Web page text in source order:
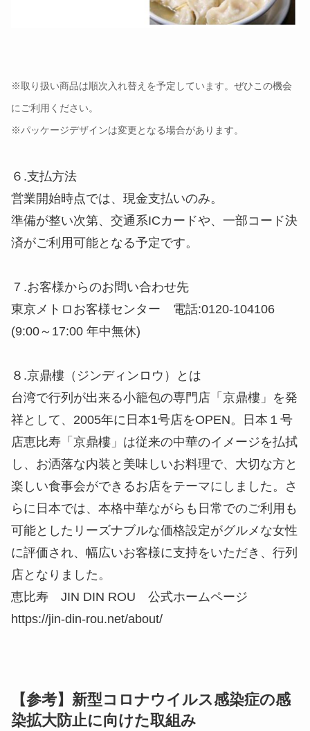
※取り扱い商品は順次入れ替えを予定しています。ぜひこの機会
にご利用ください。
※パッケージデザインは変更となる場合があります。
６.支払方法
営業開始時点では、現金支払いのみ。
準備が整い次第、交通系ICカードや、一部コード決
済がご利用可能となる予定です。
７.お客様からのお問い合わせ先
東京メトロお客様センター 電話:0120-104106
(9:00～17:00 年中無休)
８.京鼎樓（ジンディンロウ）とは
台湾で行列が出来る小籠包の専門店「京鼎樓」を発
祥として、2005年に日本1号店をOPEN。日本１号
店恵比寿「京鼎樓」は従来の中華のイメージを払拭
し、お洒落な内装と美味しいお料理で、大切な方と
楽しい食事会ができるお店をテーマにしました。さ
らに日本では、本格中華ながらも日常でのご利用も
可能としたリーズナブルな価格設定がグルメな女性
に評価され、幅広いお客様に支持をいただき、行列
店となりました。
恵比寿 JIN DIN ROU 公式ホームページ
https://jin-din-rou.net/about/
【参考】新型コロナウイルス感染症の感
染拡大防止に向けた取組み